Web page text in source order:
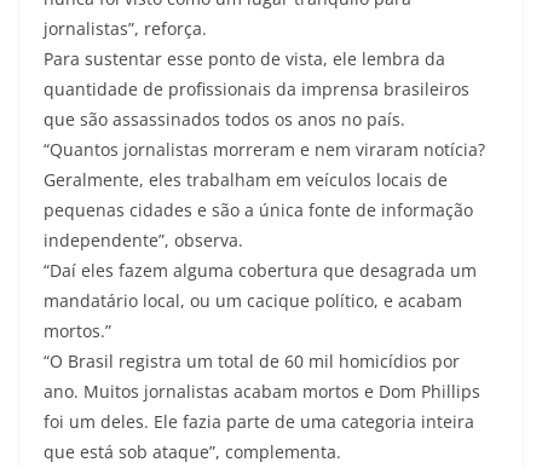
jornalistas”, reforça.
Para sustentar esse ponto de vista, ele lembra da
quantidade de profissionais da imprensa brasileiros
que são assassinados todos os anos no país.
“Quantos jornalistas morreram e nem viraram notícia?
Geralmente, eles trabalham em veículos locais de
pequenas cidades e são a única fonte de informação
independente”, observa.
“Daí eles fazem alguma cobertura que desagrada um
mandatário local, ou um cacique político, e acabam
mortos.”
“O Brasil registra um total de 60 mil homicídios por
ano. Muitos jornalistas acabam mortos e Dom Phillips
foi um deles. Ele fazia parte de uma categoria inteira
que está sob ataque”, complementa.